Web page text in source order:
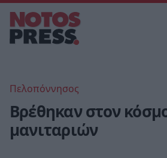
Πελοπόννησος
Βρέθηκαν στον
μανιταριών